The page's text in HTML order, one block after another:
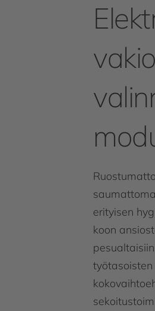
erityisen
koon